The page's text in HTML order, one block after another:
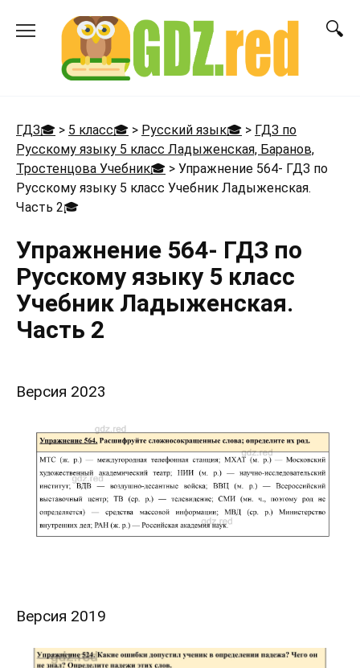
ГДЗ🎓 > 5 класс🎓 > Русский язык🎓 > ГДЗ по
Русскому языку 5 класс Ладыженская, Баранов,
Тростенцова Учебник🎓 > Упражнение 564- ГДЗ по
Русскому языку 5 класс Учебник Ладыженская.
Часть 2🎓
Упражнение 564- ГДЗ по
Русскому языку 5 класс
Учебник Ладыженская.
Часть 2
Версия 2023
Версия 2019